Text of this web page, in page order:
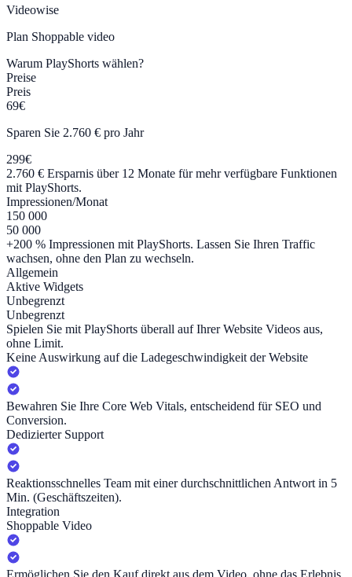
Videowise
Plan Shoppable video
Warum PlayShorts wählen?
Preise
Preis
69€
Sparen Sie 2.760 € pro Jahr
299€
2.760 € Ersparnis über 12 Monate für mehr verfügbare Funktionen
mit PlayShorts.
Impressionen/Monat
150 000
50 000
+200 % Impressionen mit PlayShorts. Lassen Sie Ihren Traffic
wachsen, ohne den Plan zu wechseln.
Allgemein
Aktive Widgets
Unbegrenzt
Unbegrenzt
Spielen Sie mit PlayShorts überall auf Ihrer Website Videos aus,
ohne Limit.
Keine Auswirkung auf die Ladegeschwindigkeit der Website
Bewahren Sie Ihre Core Web Vitals, entscheidend für SEO und
Conversion.
Dedizierter Support
Reaktionsschnelles Team mit einer durchschnittlichen Antwort in 5
Min. (Geschäftszeiten).
Integration
Shoppable Video